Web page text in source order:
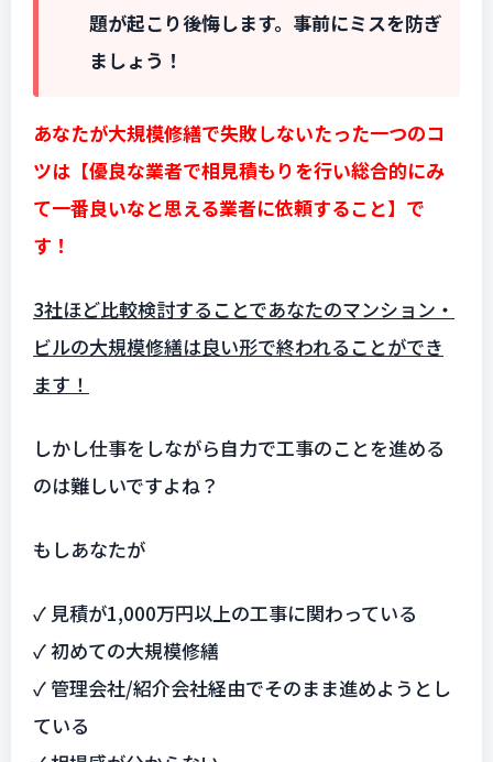
題が起こり後悔します。事前にミスを防ぎ
ましょう！
あなたが大規模修繕で失敗しないたった一つのコ
ツは【優良な業者で相見積もりを行い総合的にみ
て一番良いなと思える業者に依頼すること】で
す！
3社ほど比較検討することであなたのマンション・
ビルの大規模修繕は良い形で終われることができ
ます！
しかし仕事をしながら自力で工事のことを進める
のは難しいですよね？
もしあなたが
✓ 見積が1,000万円以上の工事に関わっている
✓ 初めての大規模修繕
✓ 管理会社/紹介会社経由でそのまま進めようとし
ている